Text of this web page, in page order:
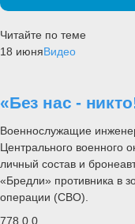
Читайте по теме
18 июняВидео
«Без нас -
Военнослужащие
Центрального военного
личный состав и
«Бредли» противника в
операции (СВО).
778 0 0